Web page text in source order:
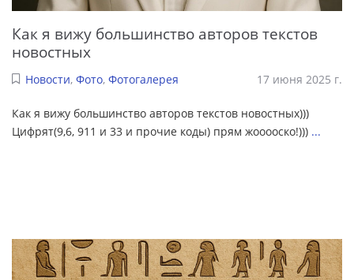
Как я вижу большинство авторов текстов
новостных
Новости, Фото, Фотогалерея 17 июня 2025 г.
Как я вижу большинство авторов текстов новостных)))
Цифрят(9,6, 911 и 33 и прочие коды) прям жооооско!))) ...